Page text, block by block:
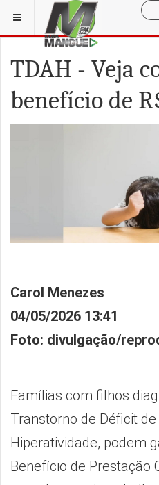
TDAH - Veja
benefício de
Carol Menezes
04/05/2026 13:41
Foto: divulgação/
Famílias com filhos
Transtorno de Déficit
Hiperatividade, podem
Benefício de Prestação